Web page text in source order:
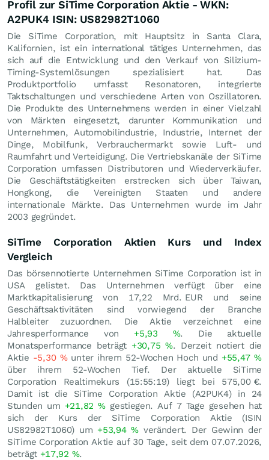
Profil zur SiTime Corporation Aktie - WKN:
A2PUK4 ISIN: US82982T1060
Die SiTime Corporation, mit Hauptsitz in Santa Clara,
Kalifornien, ist ein international tätiges Unternehmen, das
sich auf die Entwicklung und den Verkauf von Silizium-
Timing-Systemlösungen spezialisiert hat. Das
Produktportfolio umfasst Resonatoren, integrierte
Taktschaltungen und verschiedene Arten von Oszillatoren.
Die Produkte des Unternehmens werden in einer Vielzahl
von Märkten eingesetzt, darunter Kommunikation und
Unternehmen, Automobilindustrie, Industrie, Internet der
Dinge, Mobilfunk, Verbrauchermarkt sowie Luft- und
Raumfahrt und Verteidigung. Die Vertriebskanäle der SiTime
Corporation umfassen Distributoren und Wiederverkäufer.
Die Geschäftstätigkeiten erstrecken sich über Taiwan,
Hongkong, die Vereinigten Staaten und andere
internationale Märkte. Das Unternehmen wurde im Jahr
2003 gegründet.
SiTime Corporation Aktien Kurs und Index
Vergleich
Das börsennotierte Unternehmen SiTime Corporation ist in
USA gelistet. Das Unternehmen verfügt über eine
Marktkapitalisierung von 17,22 Mrd. EUR und seine
Geschäftsaktivitäten sind vorwiegend der Branche
Halbleiter zuzuordnen. Die Aktie verzeichnet eine
Jahresperformance von +5,93 %. Die aktuelle
Monatsperformance beträgt +30,75%. Derzeit notiert die
Aktie -5,30 %unter ihrem 52-Wochen Hoch und +55,47%
über ihrem 52-Wochen Tief. Der aktuelle SiTime
Corporation Realtimekurs (15:55:19) liegt bei 575,00 €.
Damit ist die SiTime Corporation Aktie (A2PUK4) in 24
Stunden um +21,82%gestiegen. Auf 7 Tage gesehen hat
sich der Kurs der SiTime Corporation Aktie (ISIN
US82982T1060) um +53,94% verändert. Der Gewinn der
SiTime Corporation Aktie auf 30 Tage, seit dem 07.07.2026,
beträgt +17,92 %.